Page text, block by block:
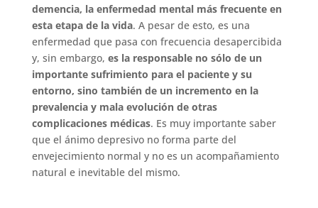
demencia, la enfermedad mental más frecuente en
esta etapa de la vida. A pesar de esto, es una
enfermedad que pasa con frecuencia desapercibida
y, sin embargo, es la responsable no sólo de un
importante sufrimiento para el paciente y su
entorno, sino también de un incremento en la
prevalencia y mala evolución de otras
complicaciones médicas. Es muy importante saber
que el ánimo depresivo no forma parte del
envejecimiento normal y no es un acompañamiento
natural e inevitable del mismo.